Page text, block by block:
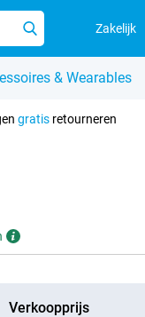
Zakelijk
& Wearables
gratisretourneren
Verkoopprijs